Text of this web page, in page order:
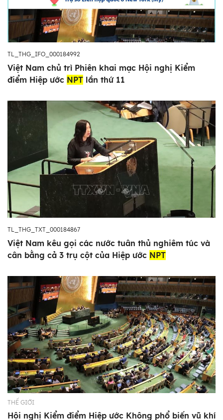
TL_THG_IFO_000184992
Việt Nam chủ trì Phiên khai mạc Hội nghị Kiểm
điểm Hiệp ước NPT lần thứ 11
TL_THG_TXT_000184867
Việt Nam kêu gọi các nước tuân thủ nghiêm túc và
cân bằng cả 3 trụ cột của Hiệp ước NPT
THẾ GIỚI
Hội nghị Kiểm điểm Hiệp ước Không phổ biến vũ khí